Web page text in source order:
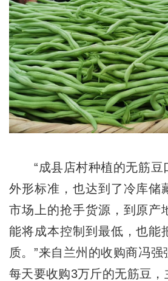
“成县店村种植的无筋豆
外形标准，也达到了冷库储
市场上的抢手货源，到原产
能将成本控制到最低，也能
质。”来自兰州的收购商冯
每天要收购3万斤的无筋豆，